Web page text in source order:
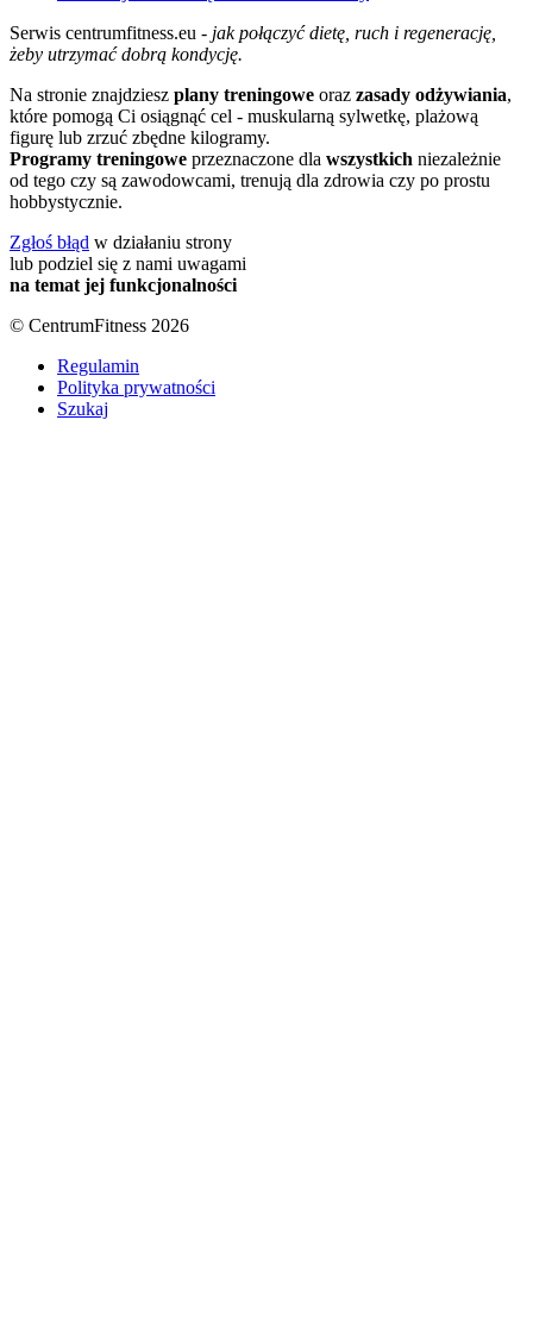
Serwis centrumfitness.eu - jak połączyć dietę, ruch i regenerację,
żeby utrzymać dobrą kondycję.
Na stronie znajdziesz plany treningowe oraz zasady odżywiania,
które pomogą Ci osiągnąć cel - muskularną sylwetkę, plażową
figurę lub zrzuć zbędne kilogramy.
Programy treningowe przeznaczone dla wszystkich niezależnie
od tego czy są zawodowcami, trenują dla zdrowia czy po prostu
hobbystycznie.
Zgłoś błąd w działaniu strony
lub podziel się z nami uwagami
na temat jej funkcjonalności
© CentrumFitness 2026
Regulamin
Polityka prywatności
Szukaj